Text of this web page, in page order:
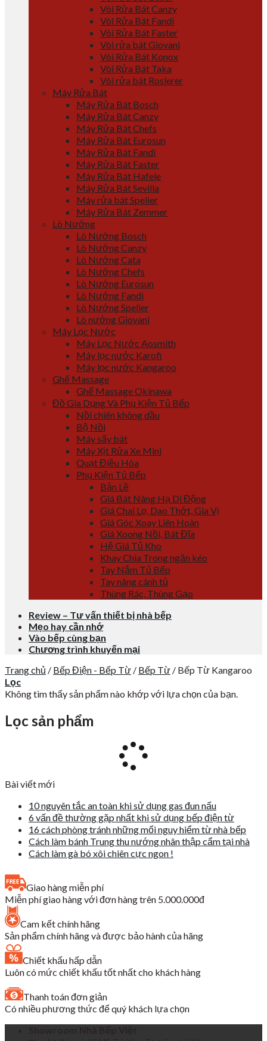
Vòi Rửa Bát Canzy
Vòi Rửa Bát Fandi
Vòi Rửa Bát Faster
Vòi rửa bát Giovani
Vòi Rửa Bát Konox
Vòi Rửa Bát Taka
Vòi rửa bát Roslerer
Máy Rửa Bát
Máy Rửa Bát Bosch
Máy Rửa Bát Canzy
Máy Rửa Bát Chefs
Máy Rửa Bát Eurosun
Máy Rửa Bát Fandi
Máy Rửa Bát Faster
Máy Rửa Bát Hafele
Máy Rửa Bát Sevilla
Máy rửa bát Spelier
Máy Rửa Bát Zemmer
Lò Nướng
Lò Nướng Bosch
Lò Nướng Canzy
Lò Nướng Cata
Lò Nướng Chefs
Lò Nướng Eurosun
Lò Nướng Fandi
Lò Nướng Spelier
Lò nướng Giovani
Máy Lọc Nước
Máy Lọc Nước Aosmith
Máy lọc nước Karofi
Máy lọc nước Kangaroo
Ghế Massage
Ghế Massage Okinawa
Đồ Gia Dụng Và Phụ Kiện Tủ Bếp
Nồi chiên không dầu
Bộ Nồi
Máy sấy bát
Máy Xịt Rửa Xe Mini
Quạt Điều Hòa
Phụ Kiện Tủ Bếp
Bản Lề
Giá Bát Nâng Hạ Di Động
Giá Chai Lọ, Dao Thớt, Gia Vị
Giá Góc Xoay Liên Hoàn
Giá Xoong Nồi, Bát Đĩa
Hệ Giá Tủ Kho
Khay Chia Trong ngăn kéo
Tay Nắm Tủ Bếp
Tay nâng cánh tủ
Thùng Rác, Thùng Gạo
Review – Tư vấn thiết bị nhà bếp
Mẹo hay cần nhớ
Vào bếp cùng bạn
Chương trình khuyến mại
Trang chủ / Bếp Điện - Bếp Từ / Bếp Từ / Bếp Từ Kangaroo
Lọc
Không tìm thấy sản phẩm nào khớp với lựa chọn của bạn.
Lọc sản phẩm
Bài viết mới
10 nguyên tắc an toàn khi sử dụng gas đun nấu
6 vấn đề thường gặp nhất khi sử dụng bếp điện từ
16 cách phòng tránh những mối nguy hiểm từ nhà bếp
Cách làm bánh Trung thu nướng nhân thập cẩm tại nhà
Cách làm gà bó xôi chiên cực ngon !
Giao hàng miễn phí
Miễn phí giao hàng với đơn hàng trên 5.000.000đ
Cam kết chính hãng
Sản phẩm chính hãng và được bảo hành của hãng
Chiết khấu hấp dẫn
Luôn có mức chiết khấu tốt nhất cho khách hàng
Thanh toán đơn giản
Có nhiều phương thức để quý khách lựa chọn